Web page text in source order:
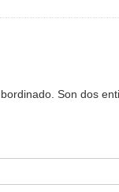
Son dos